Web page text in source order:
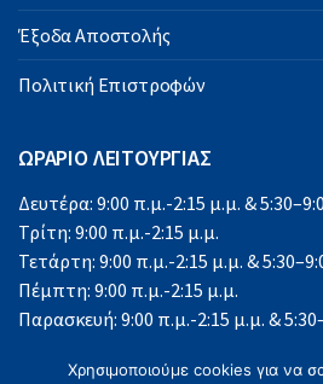
Έξοδα Αποστολής
Πολιτική Επιστροφών
ΩΡΑΡΙΟ ΛΕΙΤΟΥΡΓΙΑΣ
Δευτέρα: 9:00 π.μ.-2:15 μ.μ. &
Τρίτη: 9:00 π.μ.-2:15 μ.μ.
Τετάρτη: 9:00 π.μ.-2:15 μ.μ. &
Πέμπτη: 9:00 π.μ.-2:15 μ.μ.
Παρασκευή: 9:00 π.μ.-2:15 μ.μ. &
Κυριακή: Κλειστά
Χρησιμοποιούμε cookies για να